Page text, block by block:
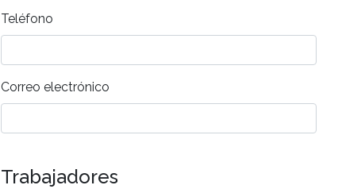
Teléfono
Correo electrónico
Trabajadores